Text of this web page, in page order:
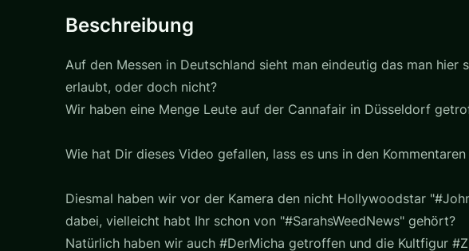
Beschreibung
Auf den Messen in Deutschland sieht man eindeutig das man
erlaubt, oder doch nicht?
Wir haben eine Menge Leute auf der Cannafair in Düsseldorf
Wie hat Dir dieses Video gefallen, lass es uns in den
Diesmal haben wir vor der Kamera den nicht Hollywoodstar
dabei, vielleicht habt Ihr schon von "#SarahsWeedNews" gehört?
Natürlich haben wir auch #DerMicha getroffen und die Kultfigur